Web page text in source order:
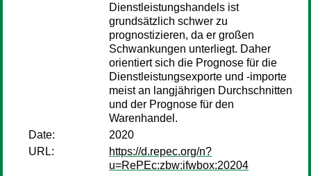
Dienstleistungshandels ist
grundsätzlich schwer zu
prognostizieren, da er gro­ßen
Schwankungen unterliegt. Daher
orientiert sich die Prognose für die
Dienstleistungsexporte und ‑importe
meist an langjährigen Durchschnitten
und der Prognose für den
Warenhandel.
Date:
2020
URL:
https://d.repec.org/n?
u=RePEc:zbw:ifwbox:20204